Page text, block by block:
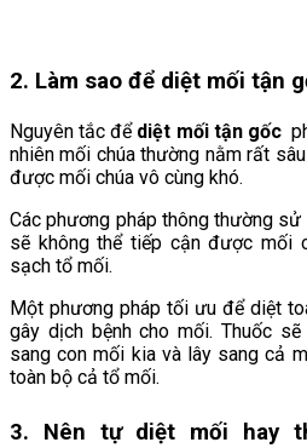
2. Làm sao để diệt mối tận
Nguyên tắc để diệt mối tận gốc
nhiên mối chúa thường nằm rất
được mối chúa vô cùng khó.
Các phương pháp thông thường
sẽ không thể tiếp cận được mối
sạch tổ mối.
Một phương pháp tối ưu để diệt
gây dịch bệnh cho mối. Thuốc
sang con mối kia và lây sang cả
toàn bộ cả tổ mối.
3. Nên tự diệt mối hay